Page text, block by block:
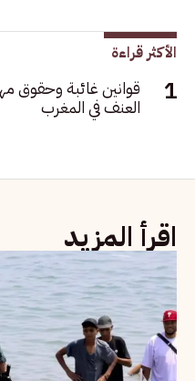
الأكثر قراءة
قوانين غائبة وحقوق
العنف في المغرب
اقرأ المزيد